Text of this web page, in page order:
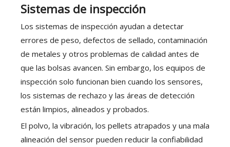
Sistemas de inspección
Los sistemas de inspección ayudan a detectar
errores de peso, defectos de sellado, contaminación
de metales y otros problemas de calidad antes de
que las bolsas avancen. Sin embargo, los equipos de
inspección solo funcionan bien cuando los sensores,
los sistemas de rechazo y las áreas de detección
están limpios, alineados y probados.
El polvo, la vibración, los pellets atrapados y una mala
alineación del sensor pueden reducir la confiabilidad